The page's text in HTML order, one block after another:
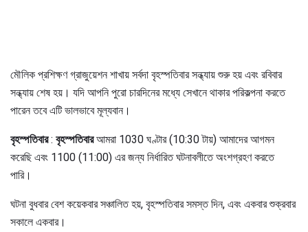
মৌলিক প্রশিক্ষণ গ্রাজুয়েশন শাখায় সর্বদা বৃহস্পতিবার সন্ধ্যায় শুরু হয় এবং রবিবার
সন্ধ্যায় শেষ হয়। যদি আপনি পুরো চারদিনের মধ্যে সেখানে থাকার পরিকল্পনা করতে
পারেন তবে এটি ভালভাবে মূল্যবান।
বৃহস্পতিবার: বৃহস্পতিবারআমরা 1030 ঘণ্টার (10:30 টায়) আমাদের আগমন
করেছি এবং 1100 (11:00) এর জন্য নির্ধারিত ঘটনাবলীতে অংশগ্রহণ করতে
পারি।
ঘটনা বুধবার বেশ কয়েকবার সঞ্চালিত হয়, বৃহস্পতিবার সমস্ত দিন, এবং একবার শুক্রবার
সকালে একবার।